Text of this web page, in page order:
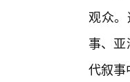
观众
事、亚
代叙事